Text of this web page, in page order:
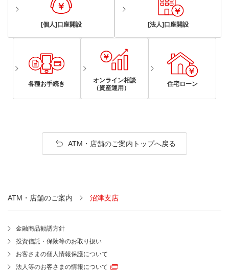
[個人]口座開設 [法人]口座開設
各種お手続き
オンライン相談
（資産運用）
住宅ローン
ATM・店舗のご案内トップへ戻る
ATM・店舗のご案内 沼津支店
金融商品勧誘方針
投資信託・保険等のお取り扱い
お客さまの個人情報保護について
法人等のお客さまの情報について